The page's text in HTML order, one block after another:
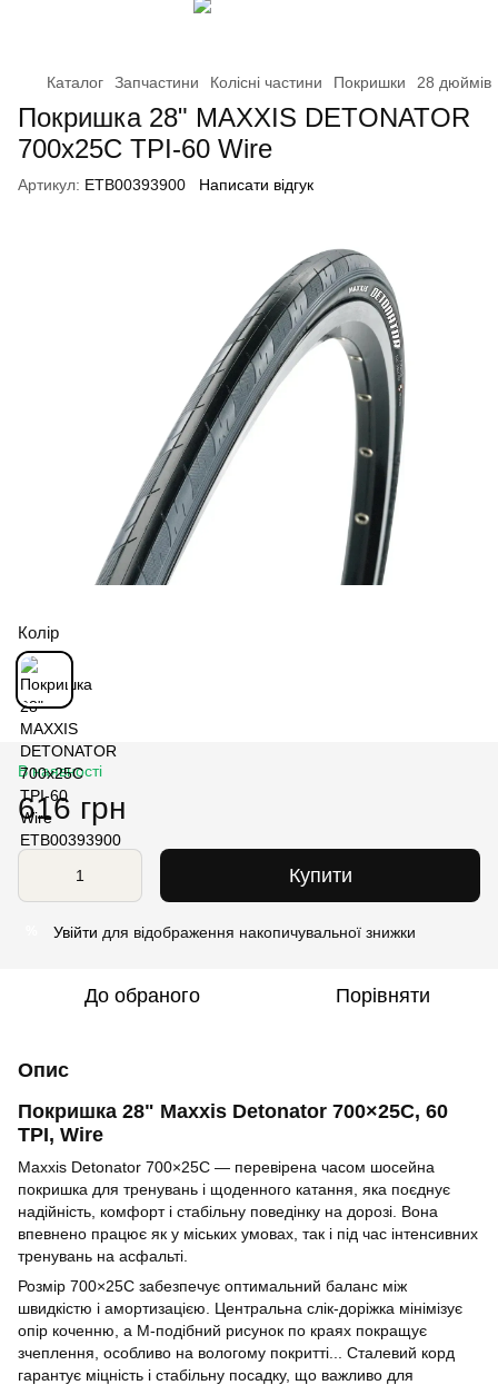
Каталог Запчастини Колісні частини Покришки 28 дюймів
Покришка 28" MAXXIS DETONATOR
700x25C TPI-60 Wire
Артикул: ETB00393900 Написати відгук
Колір
В наявності
616 грн
Купити
Увійти для відображення накопичувальної знижки
До обраного Порівняти
Опис
Покришка 28" Maxxis Detonator 700×25C, 60
TPI, Wire
Maxxis Detonator 700×25C — перевірена часом шосейна
покришка для тренувань і щоденного катання, яка поєднує
надійність, комфорт і стабільну поведінку на дорозі. Вона
впевнено працює як у міських умовах, так і під час інтенсивних
тренувань на асфальті.
Розмір 700×25C забезпечує оптимальний баланс між
швидкістю і амортизацією. Центральна слік-доріжка мінімізує
опір коченню, а М-подібний рисунок по краях покращує
зчеплення, особливо на вологому покритті... Сталевий корд
гарантує міцність і стабільну посадку, що важливо для